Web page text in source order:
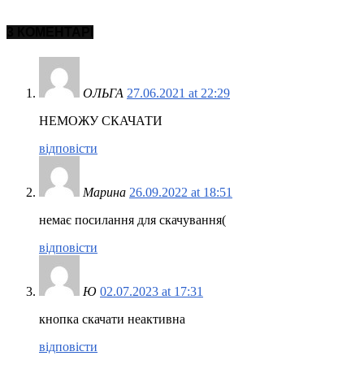
ОЛЬГА 27.06.2021 at 22:29
НЕМОЖУ СКАЧАТИ
відповісти
Марина 26.09.2022 at 18:51
немає посилання для скачування(
відповісти
Ю 02.07.2023 at 17:31
кнопка скачати неактивна
відповісти